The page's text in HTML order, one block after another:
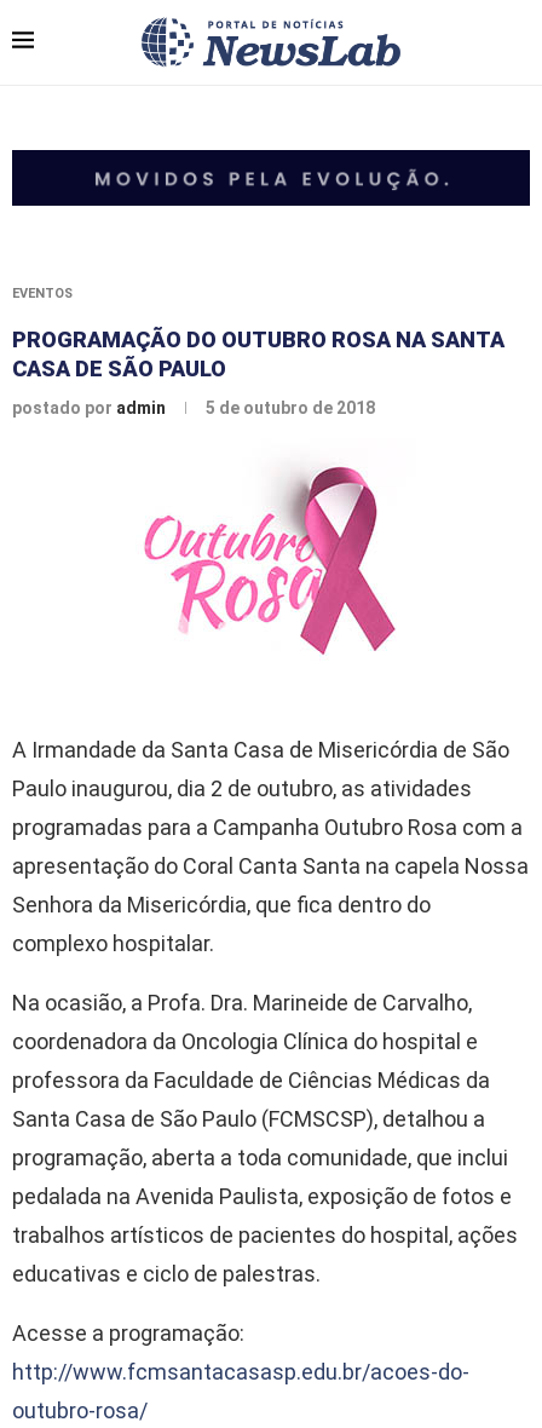
EVENTOS
PROGRAMAÇÃO DO OUTUBRO ROSA NA SANTA
CASA DE SÃO PAULO
postado por admin 5 de outubro de 2018
A Irmandade da Santa Casa de Misericórdia de São
Paulo inaugurou, dia 2 de outubro, as atividades
programadas para a Campanha Outubro Rosa com a
apresentação do Coral Canta Santa na capela Nossa
Senhora da Misericórdia, que fica dentro do
complexo hospitalar.
Na ocasião, a Profa. Dra. Marineide de Carvalho,
coordenadora da Oncologia Clínica do hospital e
professora da Faculdade de Ciências Médicas da
Santa Casa de São Paulo (FCMSCSP), detalhou a
programação, aberta a toda comunidade, que inclui
pedalada na Avenida Paulista, exposição de fotos e
trabalhos artísticos de pacientes do hospital, ações
educativas e ciclo de palestras.
Acesse a programação:
http://www.fcmsantacasasp.edu.br/acoes-do-
outubro-rosa/